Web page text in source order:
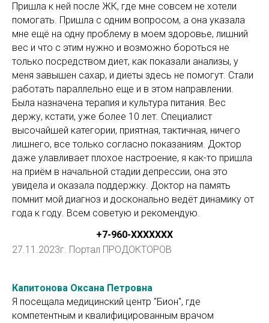
Пришла к ней после ЖК, где мне совсем не хотели
помогать. Пришла с одним вопросом, а она указала
мне ещё на одну проблему в моем здоровье, лишний
вес и что с этим нужно и возможно бороться не
только посредством диет, как показали анализы, у
меня завышен сахар, и диеты здесь не помогут. Стали
работать параллельно еще и в этом направлении.
Была назначена терапия и культура питания. Вес
держу, кстати, уже более 10 лет. Специалист
высочайшей категории, приятная, тактичная, ничего
лишнего, все только согласно показаниям. Доктор
даже улавливает плохое настроение, я как-то пришла
на приём в начальной стадии депрессии, она это
увидела и оказала поддержку. Доктор на память
помнит мой диагноз и досконально ведёт динамику от
года к году. Всем советую и рекомендую.
+7-960-ХХXXXXX
27.11.2023г. Портал ПРОДОКТОРОВ
Капитонова Оксана Петровна
Я посещала медицинский центр "Бион", где
компетентным и квалифицированным врачом